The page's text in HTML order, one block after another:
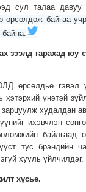
сул талаа давуу
өрсөлдөж байгаа
зээлд гарахад юу
өрсөлдье гэвэл
хэтэрхий үнэтэй
худалдан
ихэвчлэн
байлгаад
тус брэндийн
хууль үйлчилдэг.
хүсье.